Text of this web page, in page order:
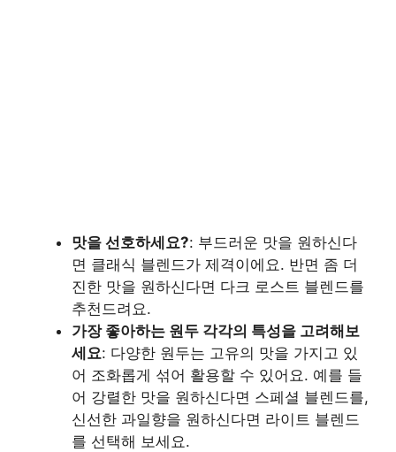
맛을 선호하세요?: 부드러운 맛을 원하신다
면 클래식 블렌드가 제격이에요. 반면 좀 더
진한 맛을 원하신다면 다크 로스트 블렌드를
추천드려요.
가장 좋아하는 원두 각각의 특성을 고려해보
세요: 다양한 원두는 고유의 맛을 가지고 있
어 조화롭게 섞어 활용할 수 있어요. 예를 들
어 강렬한 맛을 원하신다면 스페셜 블렌드를,
신선한 과일향을 원하신다면 라이트 블렌드
를 선택해 보세요.